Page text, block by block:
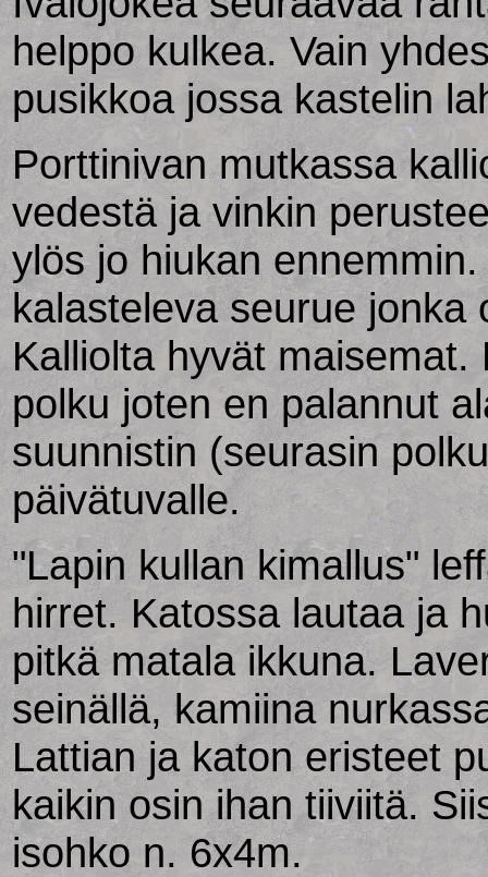
helppo kulkea. Vain
pusikkoa jossa kastelin
Porttinivan mutkassa
vedestä ja vinkin
ylös jo hiukan
kalasteleva seurue jonka
Kalliolta hyvät maisemat.
polku joten en palannut
suunnistin (seurasin
päivätuvalle.
"Lapin kullan kimallus"
hirret. Katossa lautaa ja
pitkä matala ikkuna.
seinällä, kamiina
Lattian ja katon eristeet
kaikin osin ihan tiiviitä.
isohko n. 6x4m.